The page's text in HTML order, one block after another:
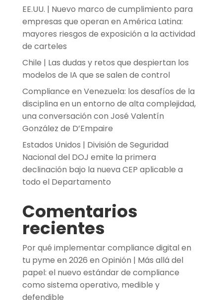
EE.UU. | Nuevo marco de cumplimiento para
empresas que operan en América Latina:
mayores riesgos de exposición a la actividad
de carteles
Chile | Las dudas y retos que despiertan los
modelos de IA que se salen de control
Compliance en Venezuela: los desafíos de la
disciplina en un entorno de alta complejidad,
una conversación con José Valentín
González de D’Empaire
Estados Unidos | División de Seguridad
Nacional del DOJ emite la primera
declinación bajo la nueva CEP aplicable a
todo el Departamento
Comentarios
recientes
Por qué implementar compliance digital en
tu pyme en 2026 en Opinión | Más allá del
papel: el nuevo estándar de compliance
como sistema operativo, medible y
defendible